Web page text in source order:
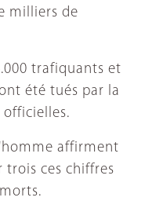
milliers de
trafiquants et
été tués par la
officielles.
affirment
ces chiffres